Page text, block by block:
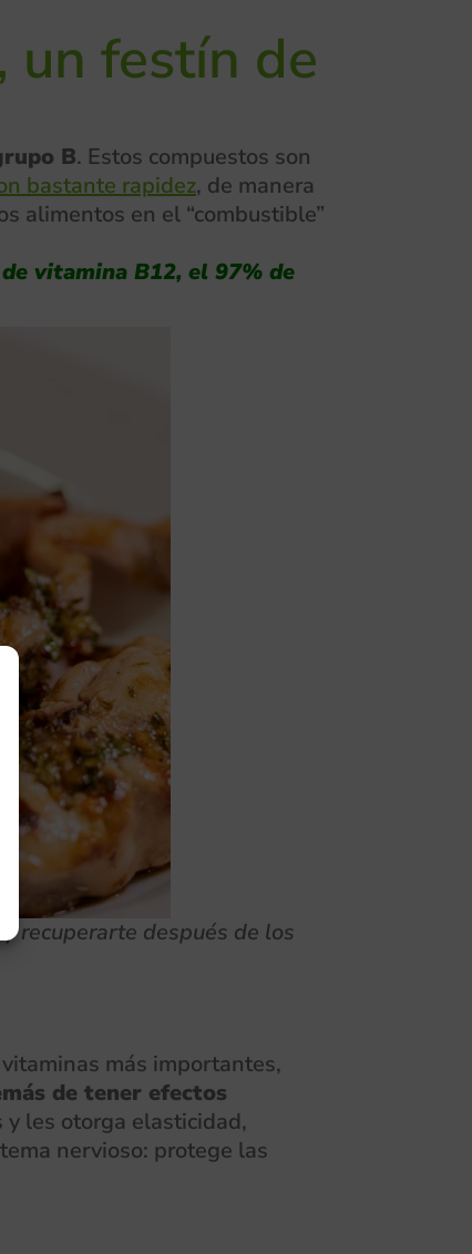
un festín de
B. Estos compuestos son
bastante rapidez, de manera
alimentos en el “combustible”
vitamina B12, el 97% de
recuperarte después de los
más importantes,
de tener efectos
y les otorga elasticidad,
nervioso: protege las